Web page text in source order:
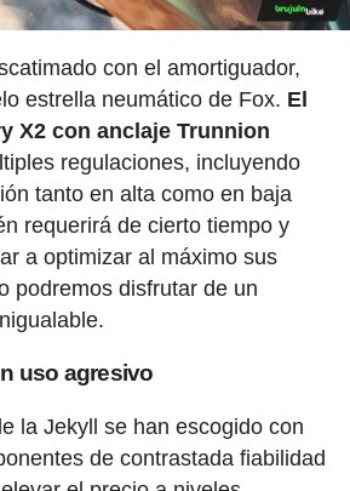
con el amortiguador,
estrella neumático de Fox. El
X2 con anclaje Trunnion
regulaciones, incluyendo
tanto en alta como en baja
requerirá de cierto tiempo y
a optimizar al máximo sus
podremos disfrutar de un
uso agresivo
la Jekyll se han escogido con
de contrastada fiabilidad